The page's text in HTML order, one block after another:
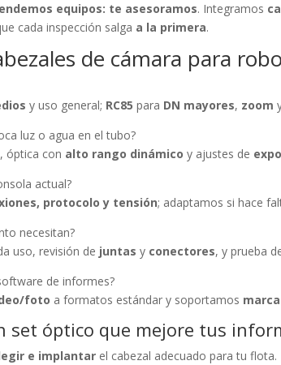
equipos: te asesoramos. Integramos
cada inspección salga a la primera.
de cámara para
y uso general; RC85 para DN mayores, zoom
luz o agua en el tubo?
, óptica con alto rango dinámico y ajustes de
actual?
protocolo y tensión; adaptamos si hace
necesitan?
uso, revisión de juntas y conectores, y prueba
de informes?
foto a formatos estándar y soportamos
set óptico que mejore tus
e implantar el cabezal adecuado para tu flota.